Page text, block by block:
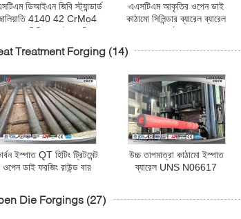
ডিআইএন জিবি স্ট্যান্ডার্ড
4140 42 CrMo4
45 তেল সিলিন্ডার হাইড্রোলিক
এএসটিএম আকৃতির ওপেন ডাই
কাঠামো সিলিন্ডার ব্যারেল ব্যারেল
কাঠামো
Treatment Forging (14)
ইস্পাত QT হিটিং ট্রিটমেন্ট
ওপেন ডাই ফরজিং রাউন্ড বার
উচ্চ তাপমাত্রা কাঠামো ইস্পাত
ব্যারেল UNS N06617
Die Forgings (27)